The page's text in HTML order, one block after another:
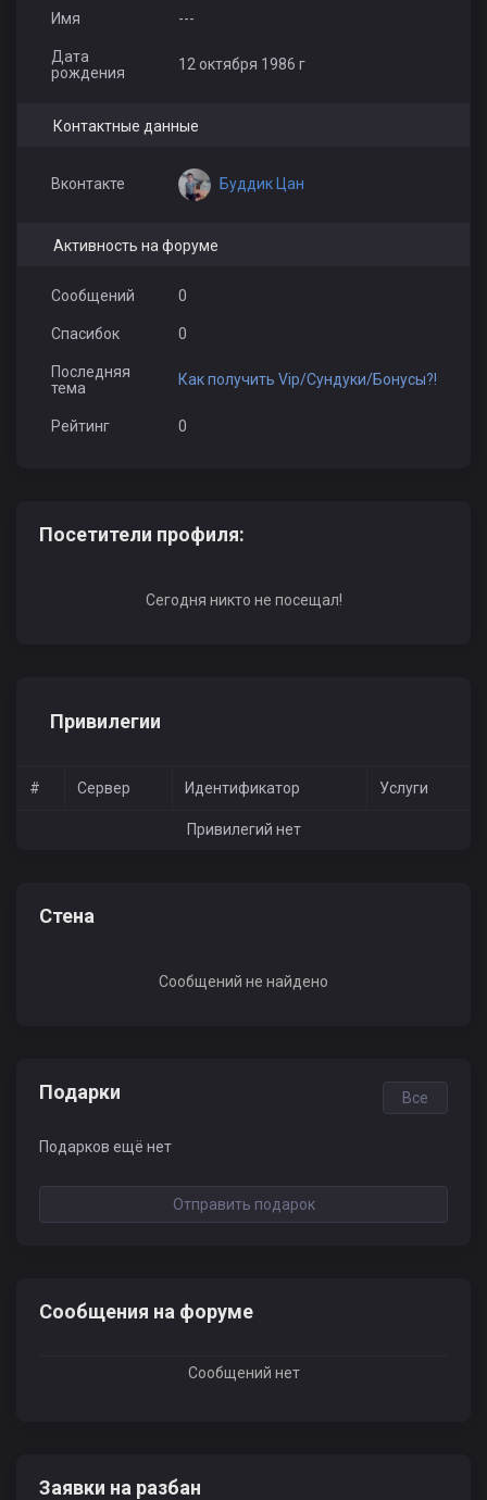
Имя ---
Дата
рождения
12 октября 1986 г
Контактные данные
Вконтакте Буддик Цан
Активность на форуме
Сообщений 0
Спасибок 0
Последняя
тема
Как получить Vip/Сундуки/Бонусы?!
Рейтинг 0
Посетители профиля:
Сегодня никто не посещал!
Привилегии
# Сервер Идентификатор Услуги
Привилегий нет
Стена
Сообщений не найдено
Подарки Все
Подарков ещё нет
Отправить подарок
Сообщения на форуме
Сообщений нет
Заявки на разбан